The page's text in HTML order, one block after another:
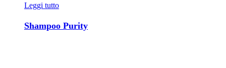
Leggi tutto
Shampoo Purity